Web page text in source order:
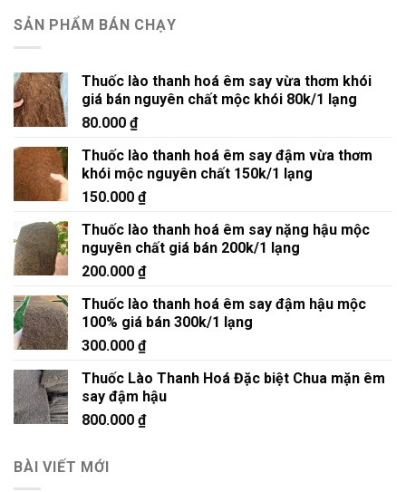
SẢN PHẨM BÁN CHẠY
Thuốc lào thanh hoá êm say vừa thơm khói
giá bán nguyên chất mộc khói 80k/1 lạng
80.000 ₫
Thuốc lào thanh hoá êm say đậm vừa thơm
khói mộc nguyên chất 150k/1 lạng
150.000 ₫
Thuốc lào thanh hoá êm say nặng hậu mộc
nguyên chất giá bán 200k/1 lạng
200.000 ₫
Thuốc lào thanh hoá êm say đậm hậu mộc
100% giá bán 300k/1 lạng
300.000 ₫
Thuốc Lào Thanh Hoá Đặc biệt Chua mặn êm
say đậm hậu
800.000 ₫
BÀI VIẾT MỚI